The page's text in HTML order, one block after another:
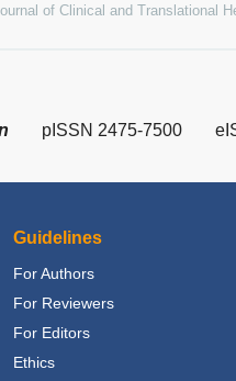
of Clinical and Translational
pISSN 2475-7500
Guidelines
For Authors
For Reviewers
For Editors
Ethics